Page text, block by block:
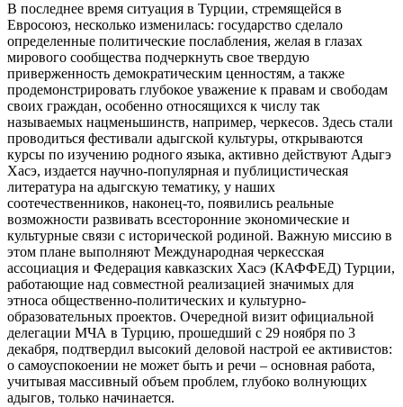
В последнее время ситуация в Турции, стремящейся в
Евросоюз, несколько изменилась: государство сделало
определенные политические послабления, желая в глазах
мирового сообщества подчеркнуть свое твердую
приверженность демократическим ценностям, а также
продемонстрировать глубокое уважение к правам и свободам
своих граждан, особенно относящихся к числу так
называемых нацменьшинств, например, черкесов. Здесь стали
проводиться фестивали адыгской культуры, открываются
курсы по изучению родного языка, активно действуют Адыгэ
Хасэ, издается научно-популярная и публицистическая
литература на адыгскую тематику, у наших
соотечественников, наконец-то, появились реальные
возможности развивать всесторонние экономические и
культурные связи с исторической родиной. Важную миссию в
этом плане выполняют Международная черкесская
ассоциация и Федерация кавказских Хасэ (КАФФЕД) Турции,
работающие над совместной реализацией значимых для
этноса общественно-политических и культурно-
образовательных проектов. Очередной визит официальной
делегации МЧА в Турцию, прошедший с 29 ноября по 3
декабря, подтвердил высокий деловой настрой ее активистов:
о самоуспокоении не может быть и речи – основная работа,
учитывая массивный объем проблем, глубоко волнующих
адыгов, только начинается.